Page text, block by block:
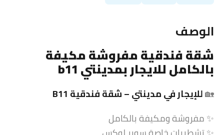
الوصف
شقةفندقية مفروشة مكيفة
بالكامل للايجار بمدينتي b11
🏡للإيجار في مدينتي –شقةفندقية B11
✨ مفروشة ومكيفة بالكامل